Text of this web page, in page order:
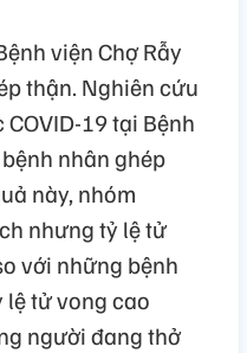
viện Chợ Rẫy
thận. Nghiên cứu
19 tại Bệnh
nhân ghép
này, nhóm
nhưng tỷ lệ tử
với những bệnh
lệ tử vong cao
người đang thở